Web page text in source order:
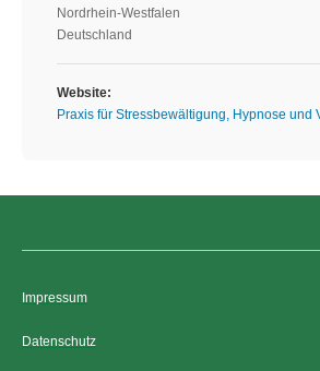
Nordrhein-Westfalen
Deutschland
Website:
Praxis für Stressbewältigung, Hypnose und
Impressum
Datenschutz